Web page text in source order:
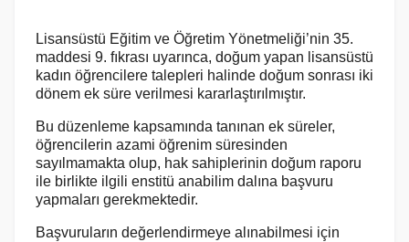
Lisansüstü Eğitim ve Öğretim Yönetmeliği’nin 35.
maddesi 9. fıkrası uyarınca, doğum yapan lisansüstü
kadın öğrencilere talepleri halinde doğum sonrası iki
dönem ek süre verilmesi kararlaştırılmıştır.
Bu düzenleme kapsamında tanınan ek süreler,
öğrencilerin azami öğrenim süresinden
sayılmamakta olup, hak sahiplerinin doğum raporu
ile birlikte ilgili enstitü anabilim dalına başvuru
yapmaları gerekmektedir.
Başvuruların değerlendirmeye alınabilmesi için